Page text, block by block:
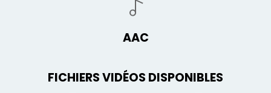
AAC
FICHIERS VIDÉOS DISPONIBLES